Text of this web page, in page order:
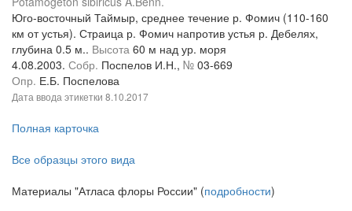
Юго-восточный Таймыр, среднее течение р. Фомич (110-160
км от устья). Страица р. Фомич напротив устья р. Дебелях,
глубина 0.5 м.. Высота 60 м над ур. моря
4.08.2003. Собр. Поспелов И.Н., № 03-669
Опр. Е.Б. Поспелова
Дата ввода этикетки 8.10.2017
Полная карточка
Все образцы этого вида
Материалы "Атласа флоры России" (подробности)